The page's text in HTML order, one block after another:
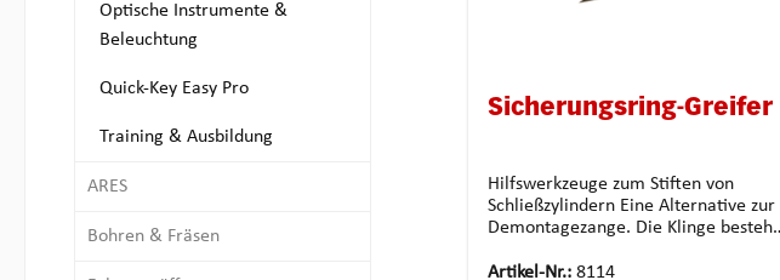
Optische Instrumente &
Beleuchtung
Quick-Key Easy Pro
Training & Ausbildung
ARES
Bohren & Fräsen
Sicherungsring-Greifer
Hilfswerkzeuge zum Stiften von
Schließzylindern Eine Alternative zur
Demontagezange. Die Klinge besteht
Öffnen von Sicherungsringen der
Artikel-Nr.: 8114